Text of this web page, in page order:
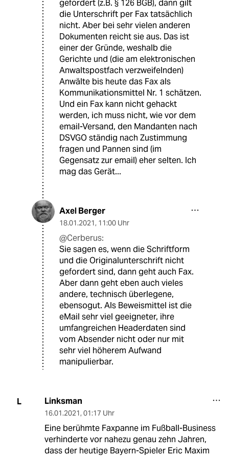
gefordert (z.B. § 126 BGB), dann gilt
die Unterschrift per Fax tatsächlich
nicht. Aber bei sehr vielen anderen
Dokumenten reicht sie aus. Das ist
einer der Gründe, weshalb die
Gerichte und (die am elektronischen
Anwaltspostfach verzweifelnden)
Anwälte bis heute das Fax als
Kommunikationsmittel Nr. 1 schätzen.
Und ein Fax kann nicht gehackt
werden, ich muss nicht, wie vor dem
email-Versand, den Mandanten nach
DSVGO ständig nach Zustimmung
fragen und Pannen sind (im
Gegensatz zur email) eher selten. Ich
mag das Gerät...
Axel Berger
18.01.2021, 11:00 Uhr
@Cerberus:
Sie sagen es, wenn die Schriftform
und die Originalunterschrift nicht
gefordert sind, dann geht auch Fax.
Aber dann geht eben auch vieles
andere, technisch überlegene,
ebensogut. Als Beweismittel ist die
eMail sehr viel geeigneter, ihre
umfangreichen Headerdaten sind
vom Absender nicht oder nur mit
sehr viel höherem Aufwand
manipulierbar.
L Linksman
16.01.2021, 01:17 Uhr
Eine berühmte Faxpanne im Fußball-Business
verhinderte vor nahezu genau zehn Jahren,
dass der heutige Bayern-Spieler Eric Maxim